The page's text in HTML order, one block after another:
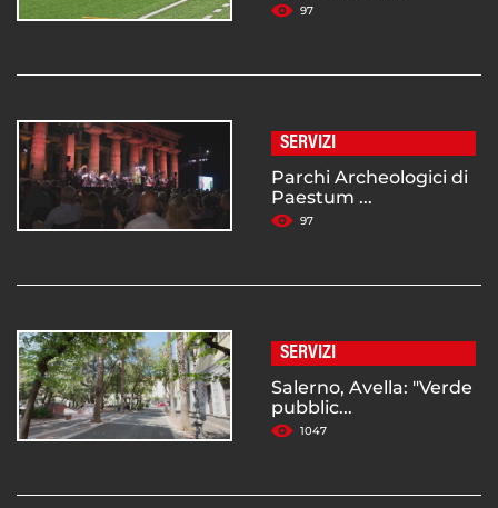
97
SERVIZI
Parchi Archeologici di
Paestum ...
97
SERVIZI
Salerno, Avella: "Verde
pubblic...
1047